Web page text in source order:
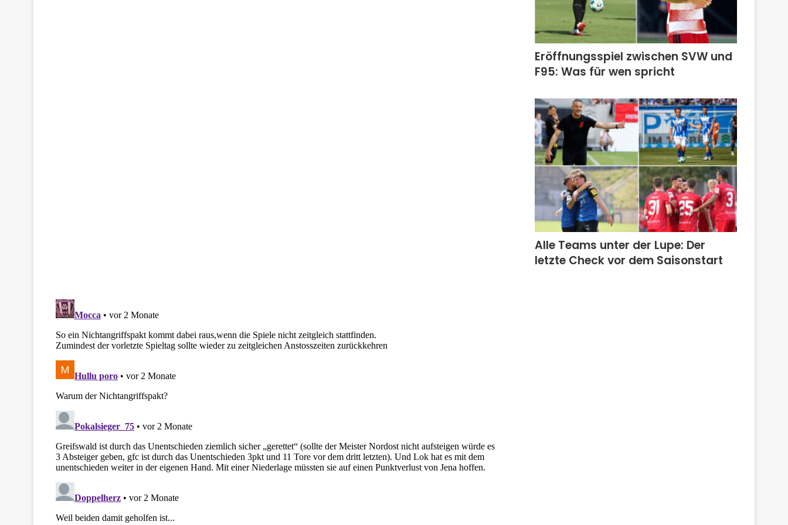
Eröffnungsspiel zwischen SVW und
F95: Was für wen spricht
Alle Teams unter der Lupe: Der
letzte Check vor dem Saisonstart